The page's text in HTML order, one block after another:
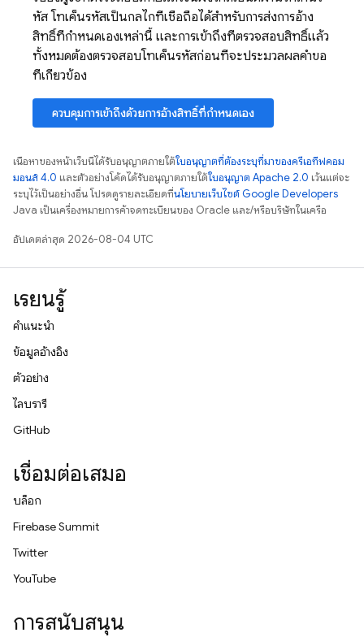
หัส โทเค็นรหัสเป็นกลไกที่เชื่อถือได้สำหรับการส่งการอ้าง
สิทธิ์ที่กำหนดเองเหล่านี้ และการเข้าถึงที่ตรวจสอบสิทธิ์แล้ว
ทั้งหมดต้องตรวจสอบโทเค็นรหัสก่อนที่จะประมวลผลคำขอ
ที่เกี่ยวข้อง
ควบคุมการเข้าถึงด้วยการอ้างสิทธิ์ที่กำหนดเอง
เนื้อหาของหน้าเว็บนี้ได้รับอนุญาตภายใต้ใบอนุญาตที่ต้องระบุที่มาของครีเอทีฟคอม
มอนส์ 4.0 และตัวอย่างโค้ดได้รับอนุญาตภายใต้ใบอนุญาต Apache 2.0 เว้นแต่จะ
ระบุไว้เป็นอย่างอื่น โปรดดูรายละเอียดที่นโยบายเว็บไซต์ Google Developers
Java เป็นเครื่องหมายการค้าจดทะเบียนของ Oracle และ/หรือบริษัทในเครือ
อัปเดตล่าสุด 2026-08-04 UTC
เรียนรู้
คำแนะนำ
ข้อมูลอ้างอิง
ตัวอย่าง
ไลบรารี
GitHub
เชื่อมต่อเสมอ
บล็อก
Firebase Summit
Twitter
YouTube
การสนับสนุน